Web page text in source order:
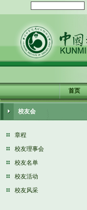
首页
校友会
章程
校友理事会
校友名单
校友活动
校友风采